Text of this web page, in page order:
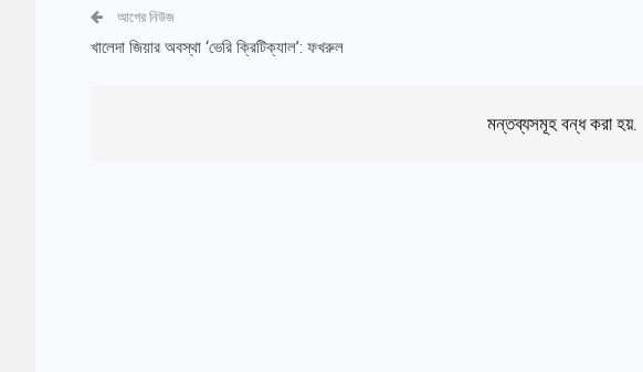
আগের নিউজ
খালেদা জিয়ার অবস্থা ‘ভেরি ক্রিটিক্যাল’: ফখরুল
মন্তব্যসমূহ বন্ধ করা হয়.